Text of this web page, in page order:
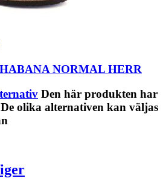
NORMAL HERR
Den här produkten har
olika alternativen kan väljas